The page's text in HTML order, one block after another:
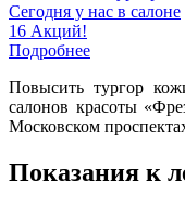
Сегодня у нас в салоне
16 Акций!
Подробнее
Повысить тургор
салонов красоты
Московском
Показания к